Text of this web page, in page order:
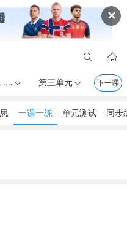
✕
 
华东师大版 . 高二年级第一学期  第三单元 下一课
一课一练 单元测试 同步